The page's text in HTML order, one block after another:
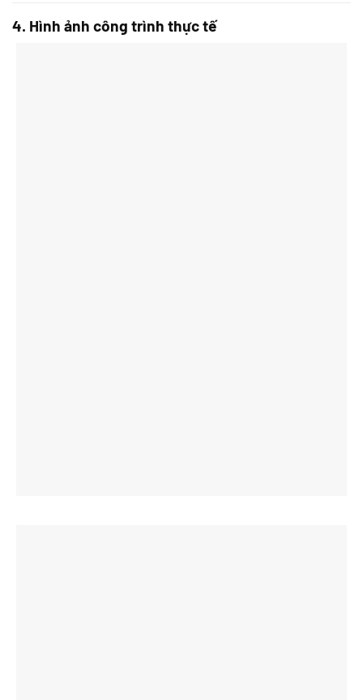
4. Hình ảnh công trình thực tế